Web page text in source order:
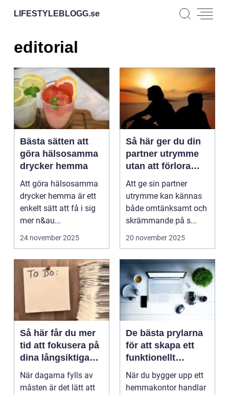
LIFESTYLEBLOGG.se
editorial
Bästa sätten att
göra hälsosamma
drycker hemma
Att göra hälsosamma
drycker hemma är ett
enkelt sätt att få i sig
mer n&au...
24 november 2025
Så här ger du din
partner utrymme
utan att förlora
kontakten
Att ge sin partner
utrymme kan kännas
både omtänksamt och
skrämmande på s...
20 november 2025
Så här får du mer
tid att fokusera på
dina långsiktiga
mål
När dagarna fylls av
måsten är det lätt att
De bästa prylarna
för att skapa ett
funktionellt
hemmakontor
När du bygger upp ett
hemmakontor handlar